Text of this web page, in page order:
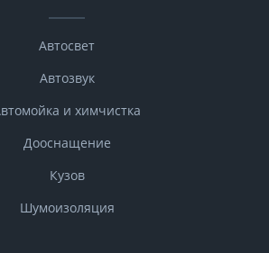
Автосвет
Автозвук
и химчистка
Дооснащение
Кузов
Шумоизоляция